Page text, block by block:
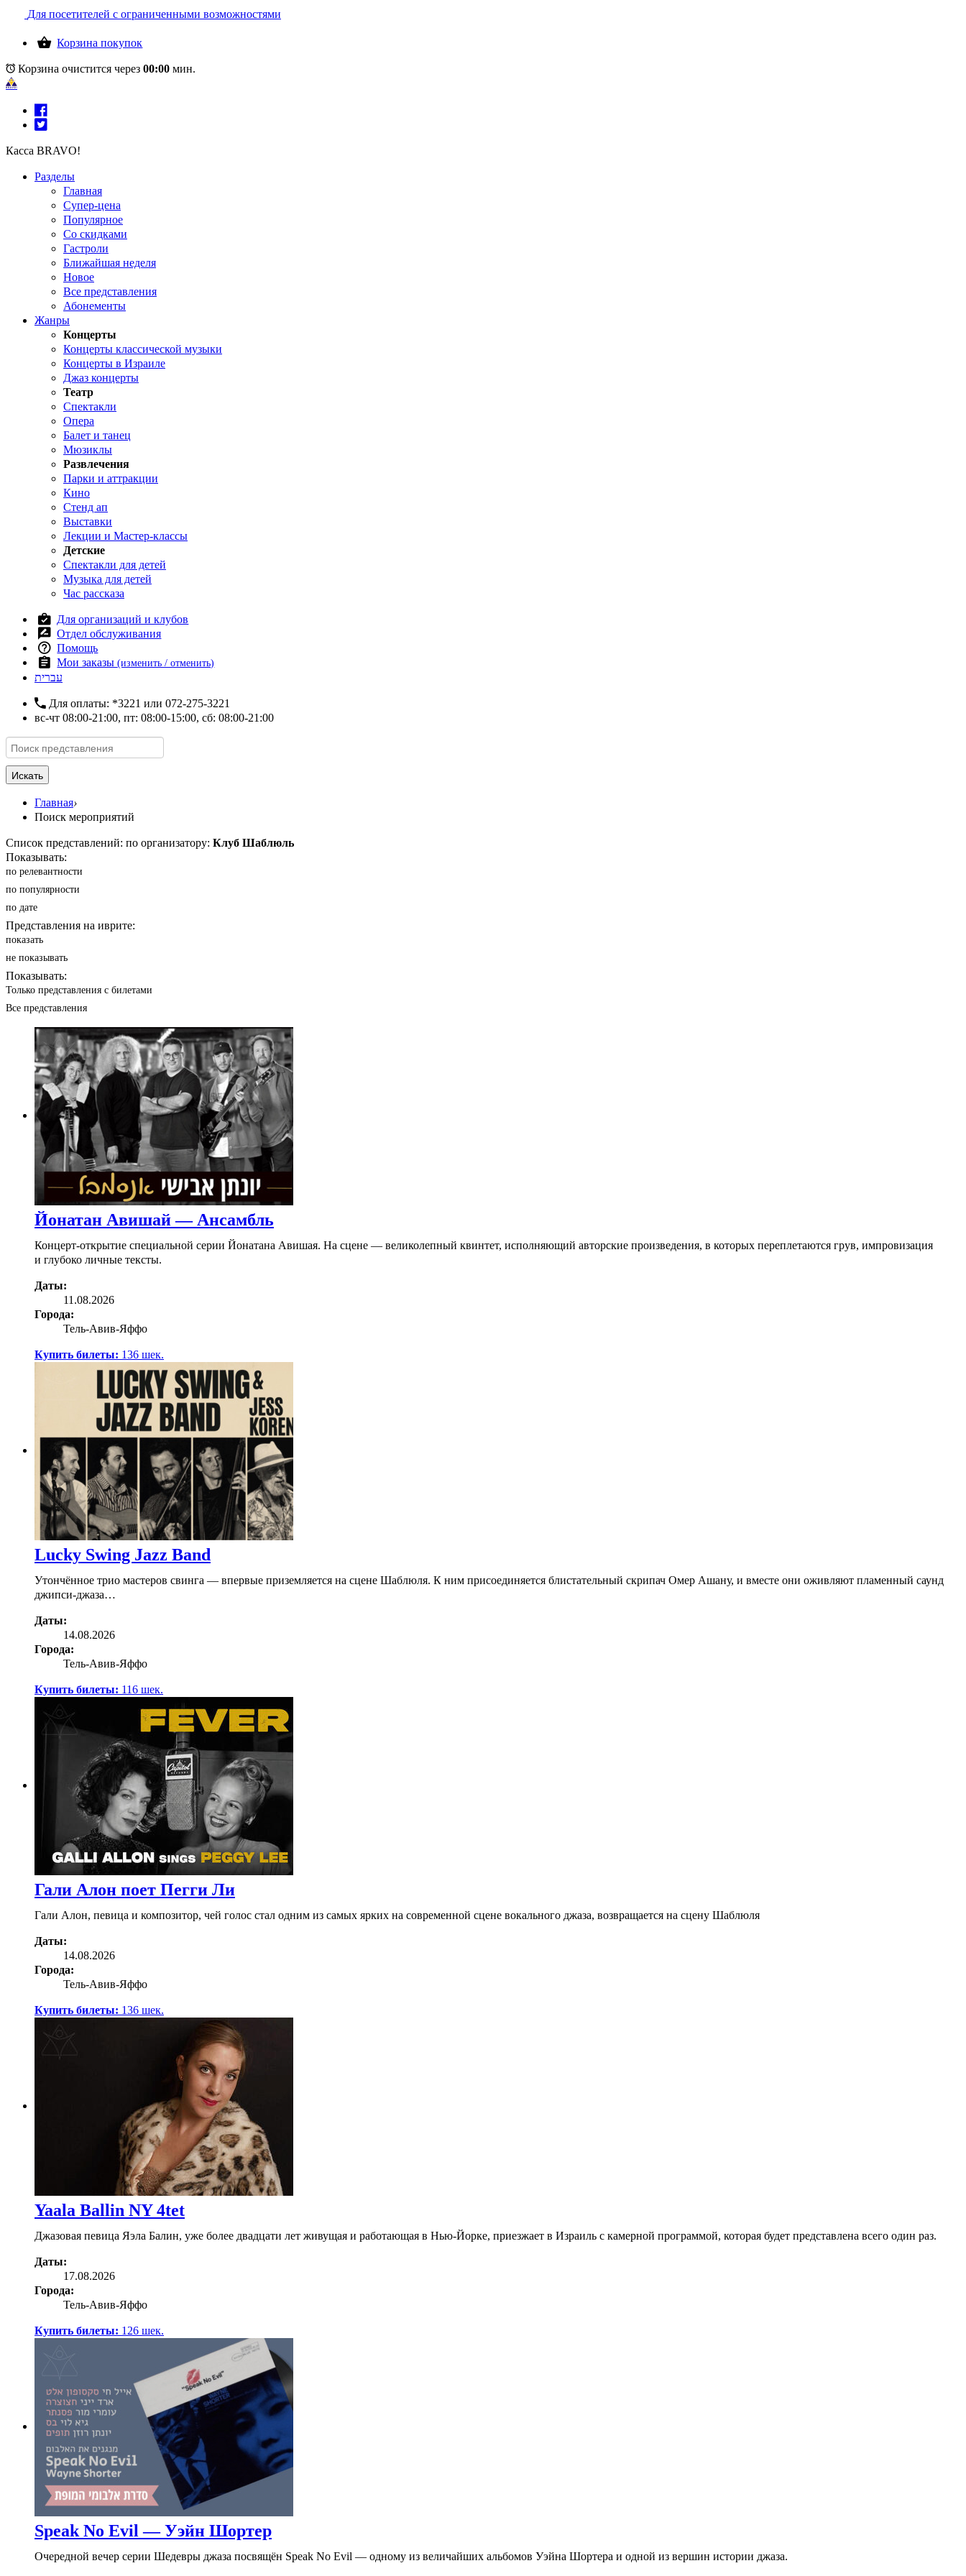
Для посетителей с ограниченными возможностями
Корзина покупок
Корзина очистится через 00:00 мин.
Касса BRAVO!
Разделы
Главная
Супер-цена
Популярное
Со скидками
Гастроли
Ближайшая неделя
Новое
Все представления
Абонементы
Жанры
Концерты
Концерты классической музыки
Концерты в Израиле
Джаз концерты
Театр
Спектакли
Опера
Балет и танец
Мюзиклы
Развлечения
Парки и аттракции
Кино
Стенд ап
Выставки
Лекции и Мастер-классы
Детские
Спектакли для детей
Музыка для детей
Час рассказа
Для организаций и клубов
Отдел обслуживания
Помощь
Мои заказы(изменить / отменить)
עברית
Для оплаты: *3221 или 072-275-3221
вс-чт 08:00-21:00, пт: 08:00-15:00, сб: 08:00-21:00
Искать
Главная›
Поиск мероприятий
Список представлений: по организатору: Клуб Шаблюль
Показывать:
по релевантности
по популярности
по дате
Представления на иврите:
показать
не показывать
Показывать:
Только представления с билетами
Все представления
Йонатан Авишай — Ансамбль
Концерт-открытие специальной серии Йонатана Авишая. На сцене — великолепный квинтет, исполняющий авторские произведения, в которых переплетаются грув, импровизация
и глубоко личные тексты.
Даты:
11.08.2026
Города:
Тель-Авив-Яффо
Купить билеты: 136 шек.
Lucky Swing Jazz Band
Утончённое трио мастеров свинга — впервые приземляется на сцене Шаблюля. К ним присоединяется блистательный скрипач Омер Ашану, и вместе они оживляют пламенный саунд
джипси-джаза…
Даты:
14.08.2026
Города:
Тель-Авив-Яффо
Купить билеты: 116 шек.
Гали Алон поет Пегги Ли
Гали Алон, певица и композитор, чей голос стал одним из самых ярких на современной сцене вокального джаза, возвращается на сцену Шаблюля
Даты:
14.08.2026
Города:
Тель-Авив-Яффо
Купить билеты: 136 шек.
Yaala Ballin NY 4tet
Джазовая певица Яэла Балин, уже более двадцати лет живущая и работающая в Нью-Йорке, приезжает в Израиль с камерной программой, которая будет представлена всего один раз.
Даты:
17.08.2026
Города:
Тель-Авив-Яффо
Купить билеты: 126 шек.
Speak No Evil — Уэйн Шортер
Очередной вечер серии Шедевры джаза посвящён Speak No Evil — одному из величайших альбомов Уэйна Шортера и одной из вершин истории джаза.